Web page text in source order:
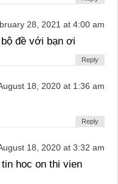
28, 2021 at 4:00 am
đề với bạn ơi
Reply
18, 2020 at 1:36 am
Reply
18, 2020 at 3:32 am
hoc on thi vien